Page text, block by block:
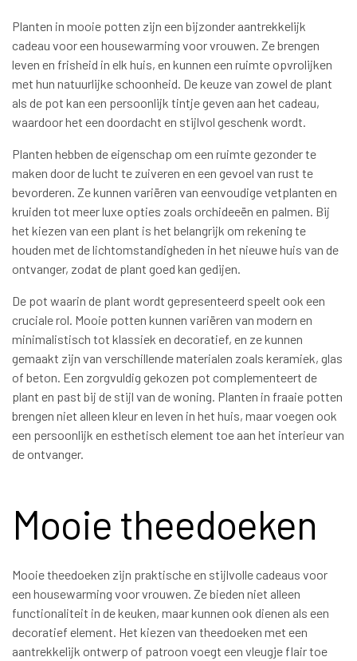
Planten in mooie potten zijn een bijzonder aantrekkelijk
cadeau voor een housewarming voor vrouwen. Ze brengen
leven en frisheid in elk huis, en kunnen een ruimte opvrolijken
met hun natuurlijke schoonheid. De keuze van zowel de plant
als de pot kan een persoonlijk tintje geven aan het cadeau,
waardoor het een doordacht en stijlvol geschenk wordt.
Planten hebben de eigenschap om een ruimte gezonder te
maken door de lucht te zuiveren en een gevoel van rust te
bevorderen. Ze kunnen variëren van eenvoudige vetplanten en
kruiden tot meer luxe opties zoals orchideeën en palmen. Bij
het kiezen van een plant is het belangrijk om rekening te
houden met de lichtomstandigheden in het nieuwe huis van de
ontvanger, zodat de plant goed kan gedijen.
De pot waarin de plant wordt gepresenteerd speelt ook een
cruciale rol. Mooie potten kunnen variëren van modern en
minimalistisch tot klassiek en decoratief, en ze kunnen
gemaakt zijn van verschillende materialen zoals keramiek, glas
of beton. Een zorgvuldig gekozen pot complementeert de
plant en past bij de stijl van de woning. Planten in fraaie potten
brengen niet alleen kleur en leven in het huis, maar voegen ook
een persoonlijk en esthetisch element toe aan het interieur van
de ontvanger.
Mooie theedoeken
Mooie theedoeken zijn praktische en stijlvolle cadeaus voor
een housewarming voor vrouwen. Ze bieden niet alleen
functionaliteit in de keuken, maar kunnen ook dienen als een
decoratief element. Het kiezen van theedoeken met een
aantrekkelijk ontwerp of patroon voegt een vleugje flair toe